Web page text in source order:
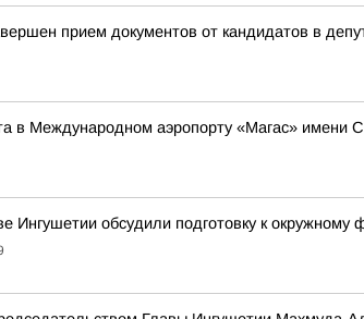
прием документов от кандидатов в
в Международном аэропорту «Магас» имени
Ингушетии обсудили подготовку к